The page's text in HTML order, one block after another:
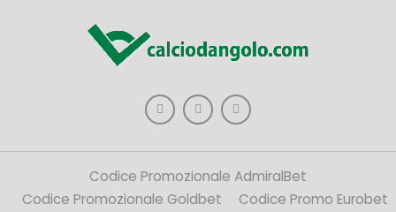
Codice Promozionale AdmiralBet
Codice Promozionale Goldbet
Codice Promo Eurobet